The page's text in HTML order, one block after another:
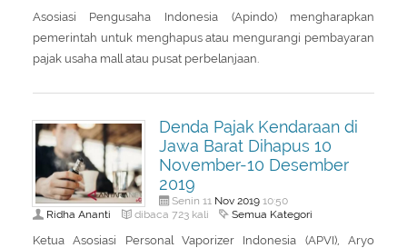
Asosiasi Pengusaha Indonesia (Apindo) mengharapkan
pemerintah untuk menghapus atau mengurangi pembayaran
pajak usaha mall atau pusat perbelanjaan.
Denda Pajak Kendaraan di
Jawa Barat Dihapus 10
November-10 Desember
2019
Senin 11 Nov 201910:50
Ridha Ananti dibaca 723 kali Semua Kategori
Ketua Asosiasi Personal Vaporizer Indonesia (APVI), Aryo